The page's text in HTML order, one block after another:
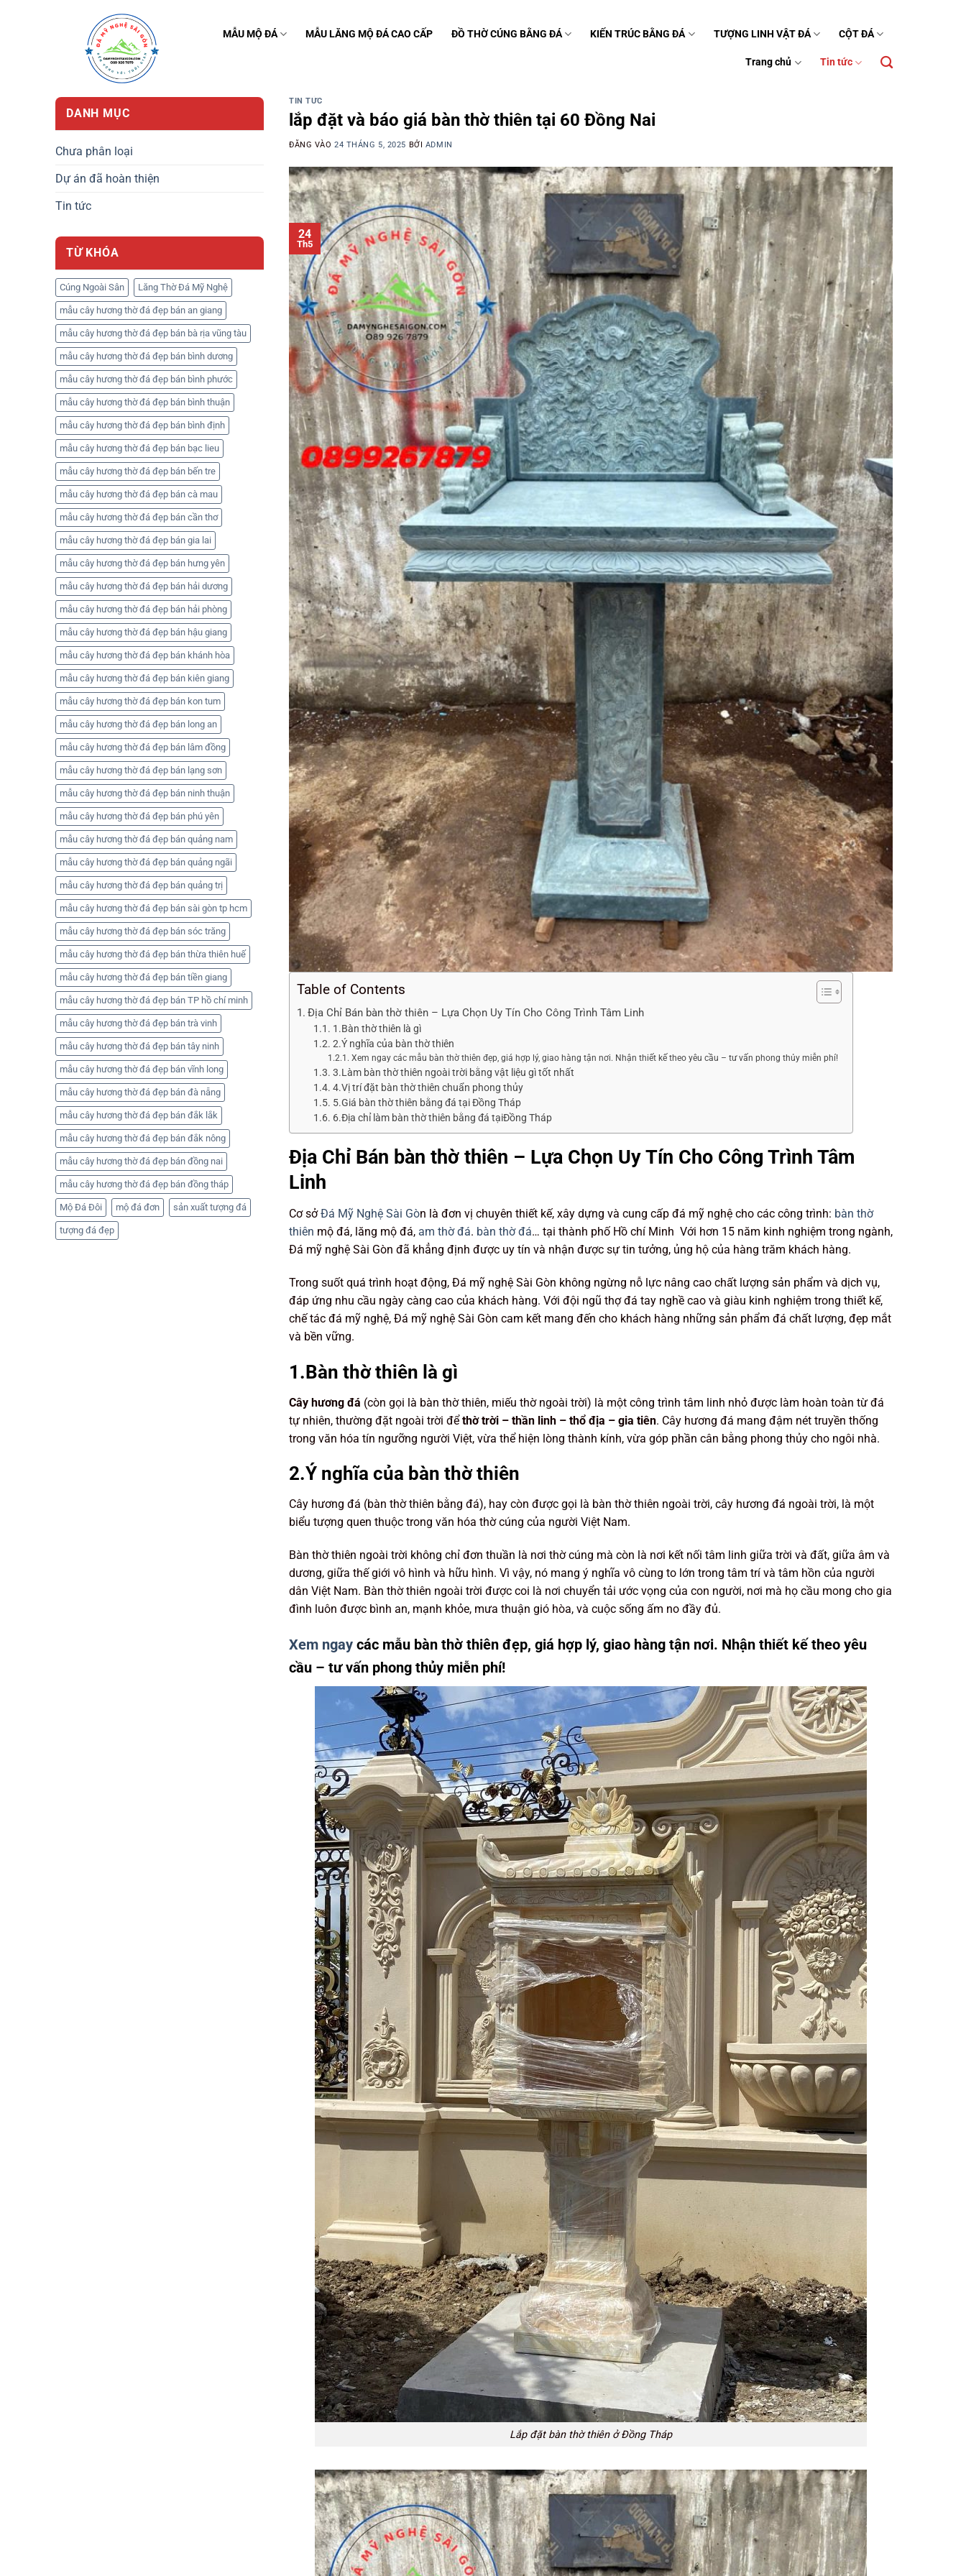
MẪU MỘ ĐÁ MẪU LĂNG MỘ ĐÁ CAO CẤP ĐỒ THỜ CÚNG BẰNG ĐÁ KIẾN TRÚC BẰNG ĐÁ TƯỢNG LINH VẬT ĐÁ CỘT ĐÁ
Trang chủ Tin tức
DANH MỤC
Chưa phân loại
Dự án đã hoàn thiện
Tin tức
TỪ KHÓA
Cúng Ngoài Sân Lăng Thờ Đá Mỹ Nghệ
mẫu cây hương thờ đá đẹp bán an giang
mẫu cây hương thờ đá đẹp bán bà rịa vũng tàu
mẫu cây hương thờ đá đẹp bán bình dương
mẫu cây hương thờ đá đẹp bán bình phước
mẫu cây hương thờ đá đẹp bán bình thuận
mẫu cây hương thờ đá đẹp bán bình định
mẫu cây hương thờ đá đẹp bán bạc lieu
mẫu cây hương thờ đá đẹp bán bến tre
mẫu cây hương thờ đá đẹp bán cà mau
mẫu cây hương thờ đá đẹp bán cần thơ
mẫu cây hương thờ đá đẹp bán gia lai
mẫu cây hương thờ đá đẹp bán hưng yên
mẫu cây hương thờ đá đẹp bán hải dương
mẫu cây hương thờ đá đẹp bán hải phòng
mẫu cây hương thờ đá đẹp bán hậu giang
mẫu cây hương thờ đá đẹp bán khánh hòa
mẫu cây hương thờ đá đẹp bán kiên giang
mẫu cây hương thờ đá đẹp bán kon tum
mẫu cây hương thờ đá đẹp bán long an
mẫu cây hương thờ đá đẹp bán lâm đồng
mẫu cây hương thờ đá đẹp bán lạng sơn
mẫu cây hương thờ đá đẹp bán ninh thuận
mẫu cây hương thờ đá đẹp bán phú yên
mẫu cây hương thờ đá đẹp bán quảng nam
mẫu cây hương thờ đá đẹp bán quảng ngãi
mẫu cây hương thờ đá đẹp bán quảng trị
mẫu cây hương thờ đá đẹp bán sài gòn tp hcm
mẫu cây hương thờ đá đẹp bán sóc trăng
mẫu cây hương thờ đá đẹp bán thừa thiên huế
mẫu cây hương thờ đá đẹp bán tiền giang
mẫu cây hương thờ đá đẹp bán TP hồ chí minh
mẫu cây hương thờ đá đẹp bán trà vinh
mẫu cây hương thờ đá đẹp bán tây ninh
mẫu cây hương thờ đá đẹp bán vĩnh long
mẫu cây hương thờ đá đẹp bán đà nẵng
mẫu cây hương thờ đá đẹp bán đắk lắk
mẫu cây hương thờ đá đẹp bán đắk nông
mẫu cây hương thờ đá đẹp bán đồng nai
mẫu cây hương thờ đá đẹp bán đồng tháp
Mộ Đá Đôi mộ đá đơn sản xuất tượng đá
tượng đá đẹp
TIN TỨC
lắp đặt và báo giá bàn thờ thiên tại 60 Đồng Nai
ĐĂNG VÀO24 THÁNG 5, 2025 BỞI ADMIN
24
Th5
Table of Contents
Địa Chỉ Bán bàn thờ thiên – Lựa Chọn Uy Tín Cho Công Trình Tâm Linh
1.Bàn thờ thiên là gì
2.Ý nghĩa của bàn thờ thiên
Xem ngay các mẫu bàn thờ thiên đẹp, giá hợp lý, giao hàng tận nơi. Nhận thiết kế theo yêu cầu – tư vấn phong thủy miễn phí!
3.Làm bàn thờ thiên ngoài trời bằng vật liệu gì tốt nhất
4.Vị trí đặt bàn thờ thiên chuẩn phong thủy
5.Giá bàn thờ thiên bằng đá tại Đồng Tháp
6.Địa chỉ làm bàn thờ thiên bằng đá tạiĐồng Tháp
Địa Chỉ Bán bàn thờ thiên – Lựa Chọn Uy Tín Cho Công Trình Tâm
Linh
Cơ sởĐá Mỹ Nghệ Sài Gòn là đơn vị chuyên thiết kế, xây dựng và cung cấp đá mỹ nghệ cho các công trình: bàn thờ
thiên mộ đá, lăng mộ đá, am thờ đá. bàn thờ đá… tại thành phố Hồ chí Minh Với hơn 15 năm kinh nghiệm trong ngành,
Đá mỹ nghệ Sài Gòn đã khẳng định được uy tín và nhận được sự tin tưởng, ủng hộ của hàng trăm khách hàng.
Trong suốt quá trình hoạt động, Đá mỹ nghệ Sài Gòn không ngừng nỗ lực nâng cao chất lượng sản phẩm và dịch vụ,
đáp ứng nhu cầu ngày càng cao của khách hàng. Với đội ngũ thợ đá tay nghề cao và giàu kinh nghiệm trong thiết kế,
chế tác đá mỹ nghệ, Đá mỹ nghệ Sài Gòn cam kết mang đến cho khách hàng những sản phẩm đá chất lượng, đẹp mắt
và bền vững.
1.Bàn thờ thiên là gì
Cây hương đá (còn gọi là bàn thờ thiên, miếu thờ ngoài trời) là một công trình tâm linh nhỏ được làm hoàn toàn từ đá
tự nhiên, thường đặt ngoài trời đểthờ trời – thần linh – thổ địa – gia tiên. Cây hương đá mang đậm nét truyền thống
trong văn hóa tín ngưỡng người Việt, vừa thể hiện lòng thành kính, vừa góp phần cân bằng phong thủy cho ngôi nhà.
2.Ý nghĩa của bàn thờ thiên
Cây hương đá (bàn thờ thiên bằng đá), hay còn được gọi là bàn thờ thiên ngoài trời, cây hương đá ngoài trời, là một
biểu tượng quen thuộc trong văn hóa thờ cúng của người Việt Nam.
Bàn thờ thiên ngoài trời không chỉ đơn thuần là nơi thờ cúng mà còn là nơi kết nối tâm linh giữa trời và đất, giữa âm và
dương, giữa thế giới vô hình và hữu hình. Vì vậy, nó mang ý nghĩa vô cùng to lớn trong tâm trí và tâm hồn của người
dân Việt Nam. Bàn thờ thiên ngoài trời được coi là nơi chuyển tải ước vọng của con người, nơi mà họ cầu mong cho gia
đình luôn được bình an, mạnh khỏe, mưa thuận gió hòa, và cuộc sống ấm no đầy đủ.
Xem ngay các mẫu bàn thờ thiên đẹp, giá hợp lý, giao hàng tận nơi. Nhận thiết kế theo yêu
cầu – tư vấn phong thủy miễn phí!
Lắp đặt bàn thờ thiên ở Đồng Tháp